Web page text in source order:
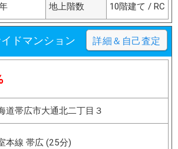
地上階数 10階建て / RC
ドマンション 詳細＆自己査定
道帯広市大通北二丁目３
本線 帯広 (25分)